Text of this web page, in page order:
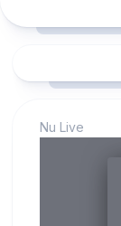
Nu Live